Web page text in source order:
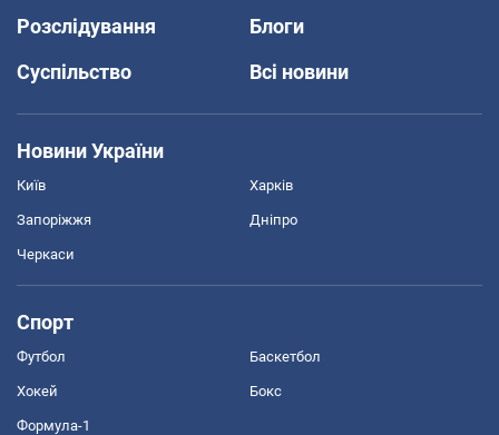
Розслідування
Блоги
Суспільство
Всі новини
Новини України
Київ Харків
Запоріжжя Дніпро
Черкаси
Спорт
Футбол Баскетбол
Хокей Бокс
Формула-1